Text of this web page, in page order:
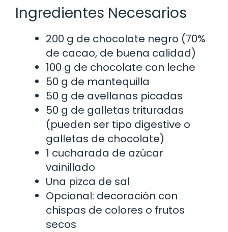
Ingredientes Necesarios
200 g de chocolate negro (70%
de cacao, de buena calidad)
100 g de chocolate con leche
50 g de mantequilla
50 g de avellanas picadas
50 g de galletas trituradas
(pueden ser tipo digestive o
galletas de chocolate)
1 cucharada de azúcar
vainillado
Una pizca de sal
Opcional: decoración con
chispas de colores o frutos
secos